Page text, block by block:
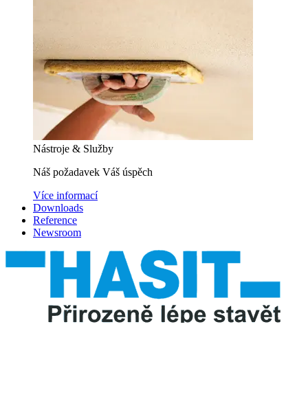
Nástroje & Služby
Náš požadavek Váš úspěch
Více informací
Downloads
Reference
Newsroom